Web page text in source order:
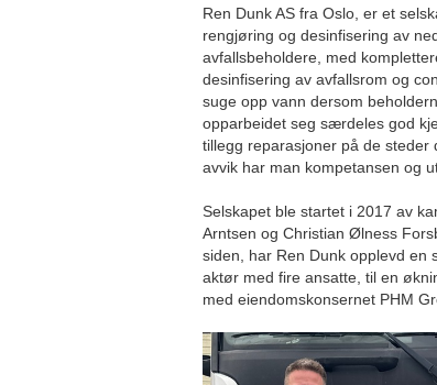
Ren Dunk AS fra Oslo, er et
rengjøring og desinfisering av
avfallsbeholdere, med
desinfisering av avfallsrom og
suge opp vann dersom
opparbeidet seg særdeles god
tillegg reparasjoner på de
avvik har man kompetansen og
Selskapet ble startet i 2017 av
Arntsen og Christian Ølness
siden, har Ren Dunk opplevd
aktør med fire ansatte, til en
med eiendomskonsernet PHM